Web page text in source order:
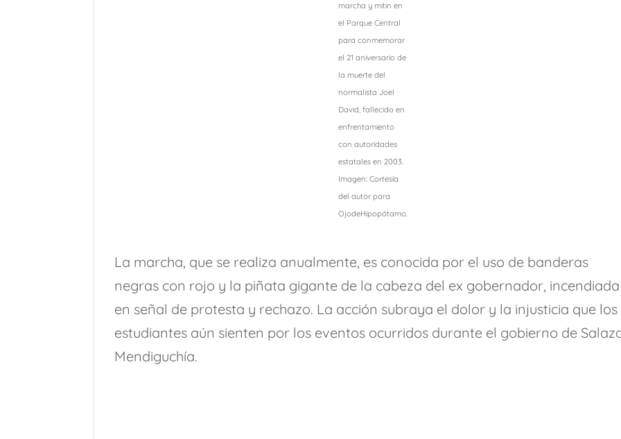
marcha y mitin en
el Parque Central
para conmemorar
el 21 aniversario de
la muerte del
normalista Joel
David, fallecido en
enfrentamiento
con autoridades
estatales en 2003.
Imagen: Cortesía
del autor para
OjodeHipopótamo.
La marcha, que se realiza anualmente, es conocida por el uso de banderas
negras con rojo y la piñata gigante de la cabeza del ex gobernador, incendiada
en señal de protesta y rechazo. La acción subraya el dolor y la injusticia que los
estudiantes aún sienten por los eventos ocurridos durante el gobierno de
Mendiguchía.